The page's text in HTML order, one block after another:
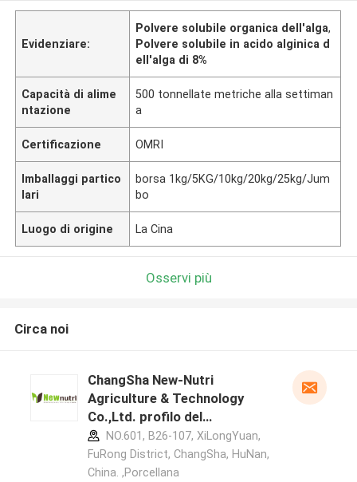
Evidenziare:
Polvere solubile organica dell'alga,
Polvere solubile in acido alginica d
ell'alga di 8%
Capacità di alime
ntazione
500 tonnellate metriche alla settiman
a
Certificazione OMRI
Imballaggi partico
lari
borsa 1kg/5KG/10kg/20kg/25kg/Jum
bo
Luogo di origine La Cina
Osservi più
Circa noi
ChangSha New-Nutri
Agriculture & Technology
Co.,Ltd. profilo del
produttore
NO.601, B26-107, XiLongYuan,
FuRong District, ChangSha, HuNan,
China. ,Porcellana